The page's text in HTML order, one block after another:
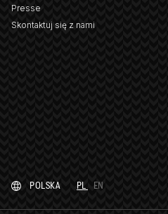
Presse
Skontaktuj się z nami
POLSKA PL EN